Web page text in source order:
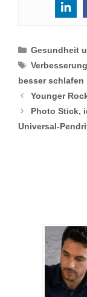
Categories
Gesundheit
Tags
besser schlafen
Younger
Photo Stick,
Universal-